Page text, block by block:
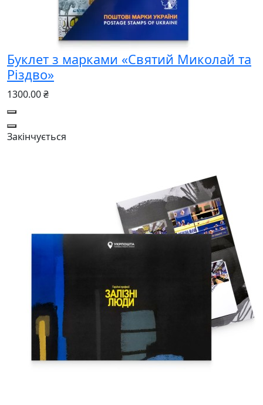
Буклет з марками «Святий Миколай та
Різдво»
1300.00 ₴
Закінчується